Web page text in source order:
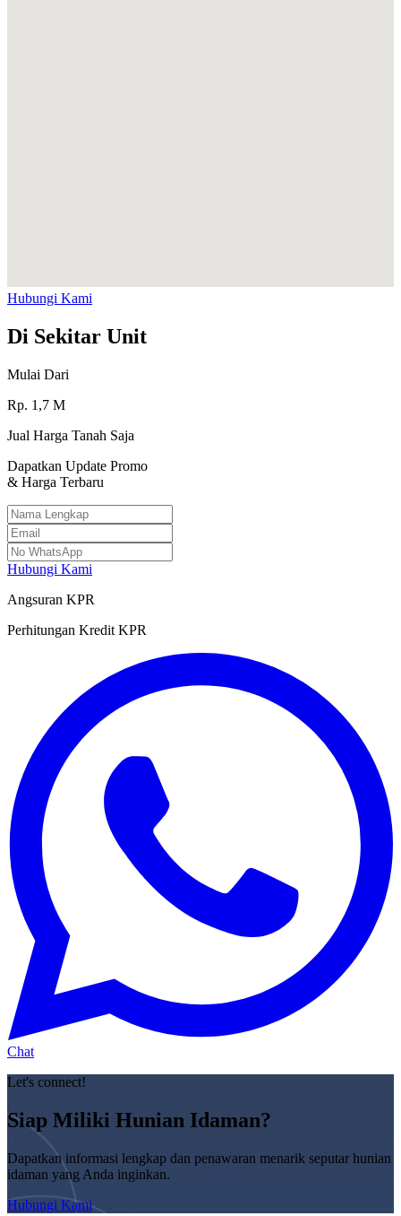
Hubungi Kami
Di Sekitar Unit
Mulai Dari
Rp. 1,7 M
Jual Harga Tanah Saja
Dapatkan Update Promo
& Harga Terbaru
Hubungi Kami
Angsuran KPR
Perhitungan Kredit KPR
Chat
Let's connect!
Siap Miliki Hunian Idaman?
Dapatkan informasi lengkap dan penawaran menarik seputar hunian
idaman yang Anda inginkan.
Hubungi Kami